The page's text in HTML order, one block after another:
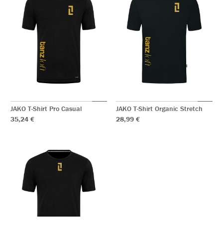
JAKO T-Shirt Pro Casual
35,24 €
JAKO T-Shirt Organic Stretch
28,99 €